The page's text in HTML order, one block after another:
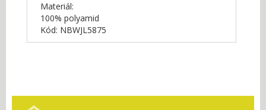
Materiál:
100% polyamid
Kód: NBWJL5875